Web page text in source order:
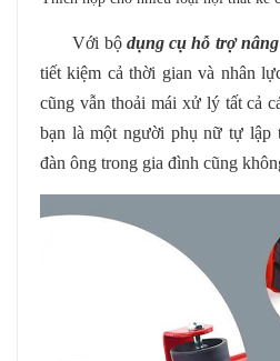
Với bộ dụng cụ hỗ trợ
tiết kiệm cả thời gian và nhân
cũng vẫn thoải mái xử lý tất cả
bạn là một người phụ nữ tự lập
đàn ông trong gia đình cũng